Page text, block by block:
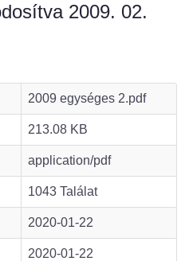
2009. 02.
2009 egységes 2.pdf
213.08 KB
application/pdf
1043 Találat
2020-01-22
2020-01-22